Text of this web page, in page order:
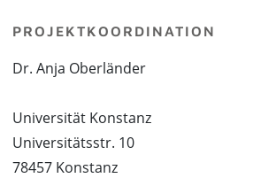
PROJEKTKOORDINATION
Dr. Anja Oberländer
Universität Konstanz
Universitätsstr. 10
78457 Konstanz